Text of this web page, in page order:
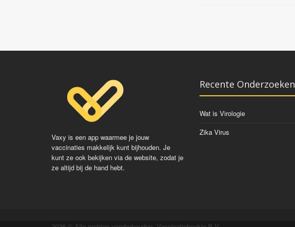
Vaxy is een app waarmee je jouw
vaccinaties makkelijk kunt bijhouden. Je
kunt ze ook bekijken via de website, zodat je
ze altijd bij de hand hebt.
Recente Onderzoeken
Wat is Virologie
Zika Virus